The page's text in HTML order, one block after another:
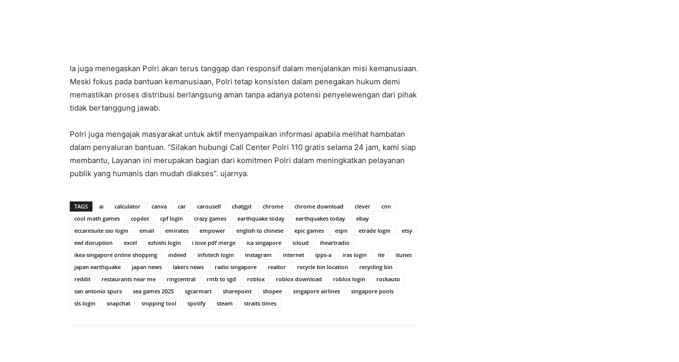
Ia juga menegaskan Polri akan terus tanggap dan responsif dalam menjalankan misi kemanusiaan.
Meski fokus pada bantuan kemanusiaan, Polri tetap konsisten dalam penegakan hukum demi
memastikan proses distribusi berlangsung aman tanpa adanya potensi penyelewengan dari pihak
tidak bertanggung jawab.
Polri juga mengajak masyarakat untuk aktif menyampaikan informasi apabila melihat hambatan
dalam penyaluran bantuan. “Silakan hubungi Call Center Polri 110 gratis selama 24 jam, kami siap
membantu, Layanan ini merupakan bagian dari komitmen Polri dalam meningkatkan pelayanan
publik yang humanis dan mudah diakses”. ujarnya.
TAGS ai calculator canva car carousell chatgpt chrome chrome download clever
cnn
cool math games
copilot cpf login crazy games earthquake today earthquakes today
ebay
eccaresuite sso login
email emirates empower english to chinese epic games espn etrade login
etsy
ewl disruption
excel ezhishi login i love pdf merge ica singapore icloud
iheartradio
ikea singapore online shopping
indeed infotech login instagram internet ipps-a iras login ite
itunes
japan earthquake
japan news lakers news radio singapore realtor recycle bin location
recycling bin
reddit
restaurants near me ringcentral rmb to sgd roblox roblox download roblox login
rockauto
san antonio spurs
sea games 2025 sgcarmart sharepoint shopee singapore airlines
singapore pools
sls login
snapchat snipping tool spotify steam straits times